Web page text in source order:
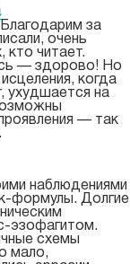
за
очень
кто читает.
— здорово! Но
когда
ухудшается на
— так
наблюдениями
формулы. Долгие
эзофагитом.
схемы
мало,